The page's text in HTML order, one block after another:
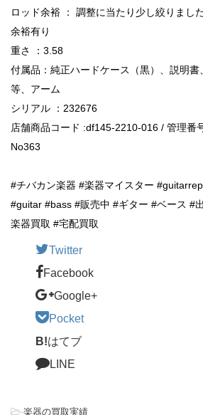
ロッド余裕 ： 調整に当たり少し絞りまし
余裕有り
重さ ：3.58
付属品：純正ハードケース（黒）、説明
等、アーム
シリアル ：232676
店舗商品コード :df145-2210-016 / 管理番
No363
#チバカン楽器 #楽器マイスター
#guitar #bass #販売中 #ギター #ベース #
楽器買取 #宅配買取
Twitter
Facebook
Google+
Pocket
B!はてブ
LINE
-楽器の買取実績